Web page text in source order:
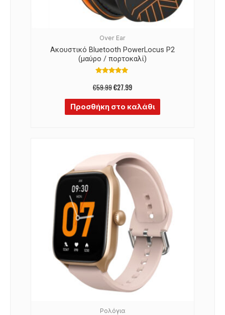
Over Ear
Ακουστικό Bluetooth PowerLocus P2
(μαύρο / πορτοκαλί)
με
4.97
€59.99€27.99
Προσθήκη στο καλάθι
Ρολόγια